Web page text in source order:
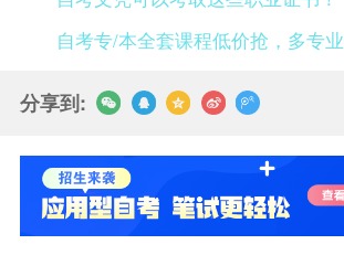
自考专/本全套课程低价抢，多专
分享到: